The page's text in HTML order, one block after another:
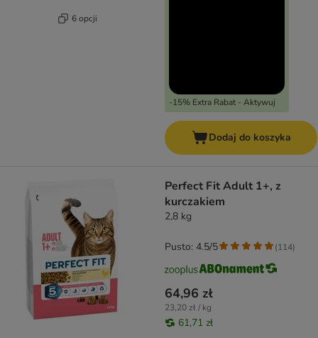
6 opcji
-15% Extra Rabat - Aktywuj
Dodaj do koszyka
Perfect Fit Adult 1+, z
kurczakiem
2,8 kg
64,96 zł
23,20 zł / kg
61,71 zł
Pusto: 4.5/5 (114)